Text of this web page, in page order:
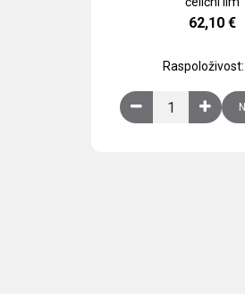
62,10 €
Raspoloživost:
Obična